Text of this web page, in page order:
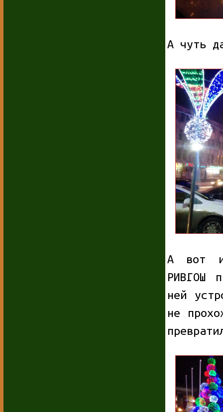
А чуть
А вот и
РИВГОШ
ней
не